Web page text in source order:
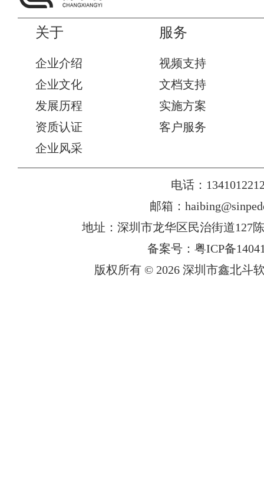
关于
企业介绍
企业文化
发展历程
资质认证
企业风采
服务
视频支持
文档支持
实施方案
客户服务
电话：
邮箱：
地址：深圳市龙华区民治街道127
备案号：粤ICP备
版权所有 © 2026 深圳市鑫北斗